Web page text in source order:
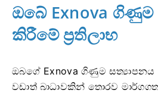
ඔබේ Exnova ගිණුම
කිරීමේ ප්‍රතිලාභ
ඔබගේ Exnova ගිණුම
වඩාත් බාධාවකින් තොරව